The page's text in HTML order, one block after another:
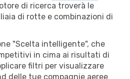
di ricerca troverà le
di rotte e combinazioni di
"Scelta intelligente", che
in cima ai risultati di
filtri per visualizzare
delle tue compagnie aeree